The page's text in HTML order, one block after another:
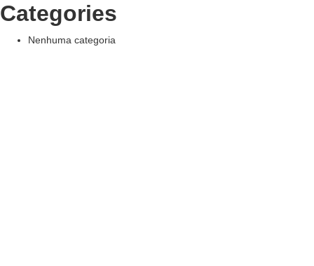
Categories
Nenhuma categoria